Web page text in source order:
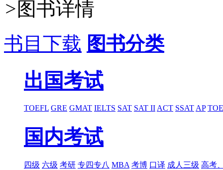
>图书详情
书目下载 图书分类
出国考试
TOEFL GRE GMAT IELTS SAT SAT IIACT SSATAP
国内考试
四级 六级 考研 专四专八 MBA 考博 口译 成人三级 高考